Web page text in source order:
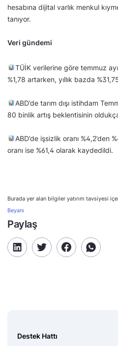
hesabına dijital varlık menkul
tanıyor.
Veri gündemi
TÜİK verilerine göre temmuz
%1,78 artarken, yıllık bazda
ABD’de tarım dışı istihdam
80 binlik artış beklentisinin
ABD’de işsizlik oranı %4,2’den
oranı ise %61,4 olarak kaydedildi.
Burada yer alan bilgiler yatırım tavsiyesi
Beyanı
Paylaş
Destek Hattı